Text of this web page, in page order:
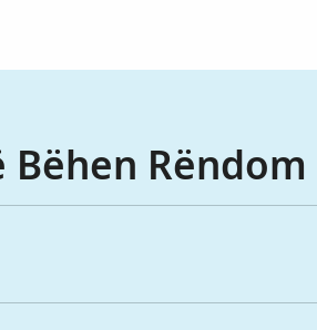
Bëhen Rëndom